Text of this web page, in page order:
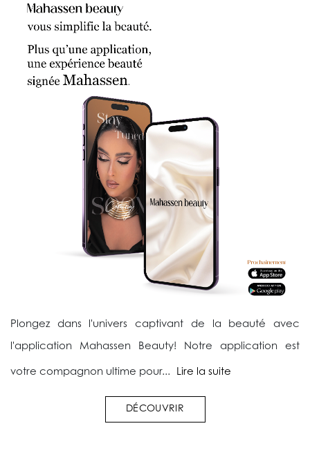
Plongez dans l'univers captivant de la beauté avec
l'application Mahassen Beauty! Notre application est
votre compagnon ultime pour... Lire la suite
DÉCOUVRIR